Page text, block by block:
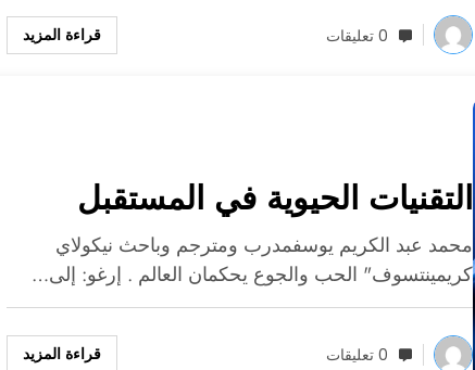
0 تعليقات قراءة المزيد
التقنيات الحيوية في المستقبل
محمد عبد الكريم يوسفمدرب ومترجم وباحث نيكولاي
كريمينتسوف" الحب والجوع يحكمان العالم . إرغو: إلى…
0 تعليقات قراءة المزيد